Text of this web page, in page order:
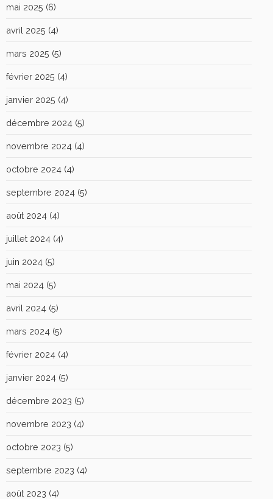
mai 2025 (6)
avril 2025 (4)
mars 2025 (5)
février 2025 (4)
janvier 2025 (4)
décembre 2024 (5)
novembre 2024 (4)
octobre 2024 (4)
septembre 2024 (5)
août 2024 (4)
juillet 2024 (4)
juin 2024 (5)
mai 2024 (5)
avril 2024 (5)
mars 2024 (5)
février 2024 (4)
janvier 2024 (5)
décembre 2023 (5)
novembre 2023 (4)
octobre 2023 (5)
septembre 2023 (4)
août 2023 (4)